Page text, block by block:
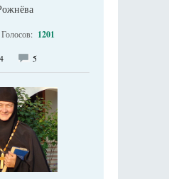
Голосов: 1201
5